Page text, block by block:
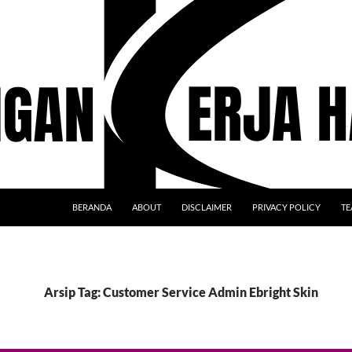
BERANDA ABOUT DISCLAIMER PRIVACY POLICY
Arsip Tag: Customer Service Admin Ebright Skin